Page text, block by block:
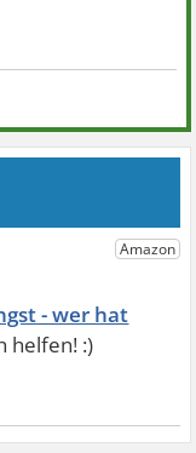
- wer hat